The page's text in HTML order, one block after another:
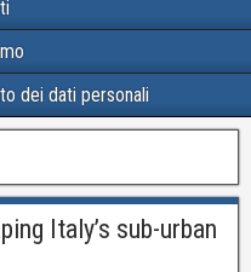
dei dati personali
Italy’s sub-urban